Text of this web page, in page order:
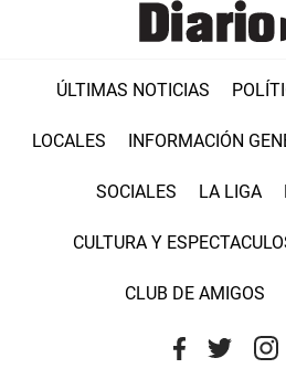
ÚLTIMAS NOTICIAS
LOCALES INFORMACIÓN
SOCIALES LA LIGA
CULTURA Y
CLUB DE AMIGOS